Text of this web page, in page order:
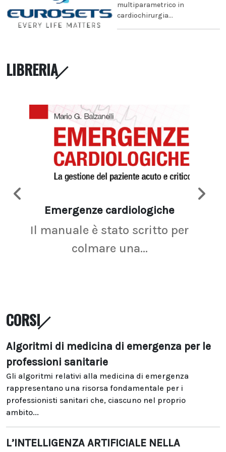
multiparametrico in
cardiochirurgia...
LIBRERIA
Emergenze cardiologiche
Il manuale è stato scritto per
colmare una...
CORSI
Algoritmi di medicina di emergenza per le
professioni sanitarie
Gli algoritmi relativi alla medicina di emergenza
rappresentano una risorsa fondamentale per i
professionisti sanitari che, ciascuno nel proprio
ambito...
L’INTELLIGENZA ARTIFICIALE NELLA